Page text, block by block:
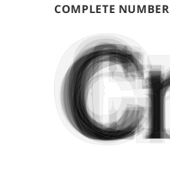
COMPLETE NUMBER